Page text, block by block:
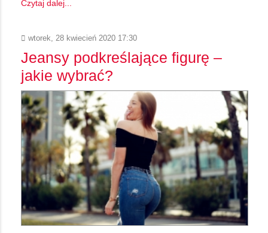
Czytaj dalej...
wtorek, 28 kwiecień 2020 17:30
Jeansy podkreślające figurę –
jakie wybrać?